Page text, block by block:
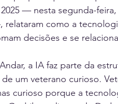
— nesta segunda-
como a
decisões e se
a IA faz parte da
de um veterano curioso.
curioso porque a